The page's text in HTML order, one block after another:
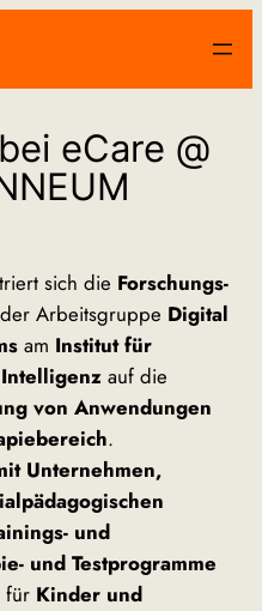
eCare @
sich die Forschungs-
Arbeitsgruppe Digital
am Institut für
auf die
von Anwendungen
.
Unternehmen,
und
und Testprogramme
für Kinder und